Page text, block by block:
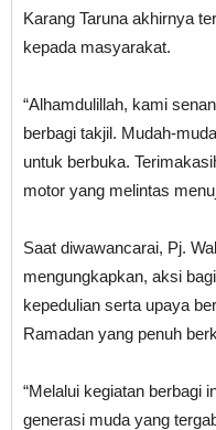
Karang Taruna akhirnya
kepada masyarakat.
“Alhamdulillah, kami
berbagi takjil. Mudah-
untuk berbuka.
motor yang melintas
Saat diwawancarai, Pj.
mengungkapkan, aksi
kepedulian serta upaya
Ramadan yang penuh
“Melalui kegiatan berbagi
generasi muda yang